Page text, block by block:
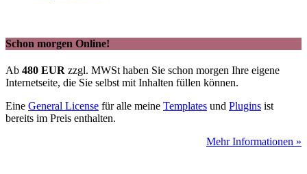
Schon morgen Online!
Ab 480 EUR zzgl. MWSt haben Sie schon morgen Ihre eigene
Internetseite, die Sie selbst mit Inhalten füllen können.
Eine General License für alle meine Templates und Plugins ist
bereits im Preis enthalten.
Mehr Informationen »